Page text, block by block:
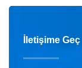
İletişime Geç